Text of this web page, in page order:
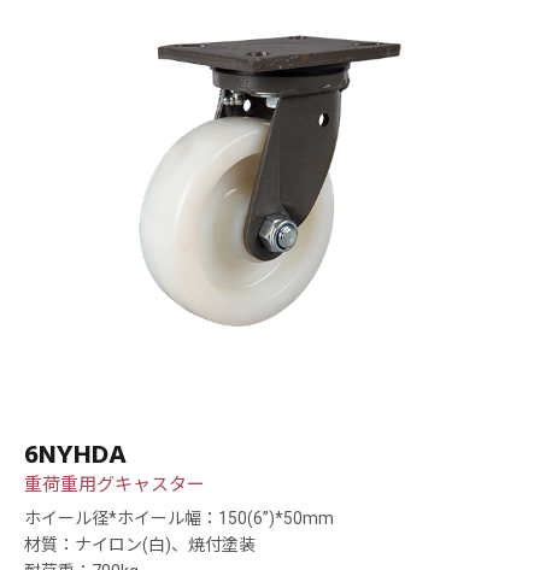
6NYHDA
重荷重用グキャスター
ホイール径*ホイール幅：150(6”)*50mm
材質：ナイロン(白)、焼付塗装